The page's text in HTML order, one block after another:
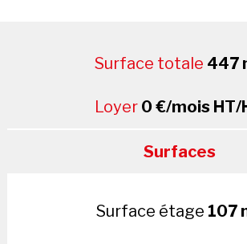
Surface totale 447
Loyer 0 €/mois HT/
Surfaces
Surface étage 107